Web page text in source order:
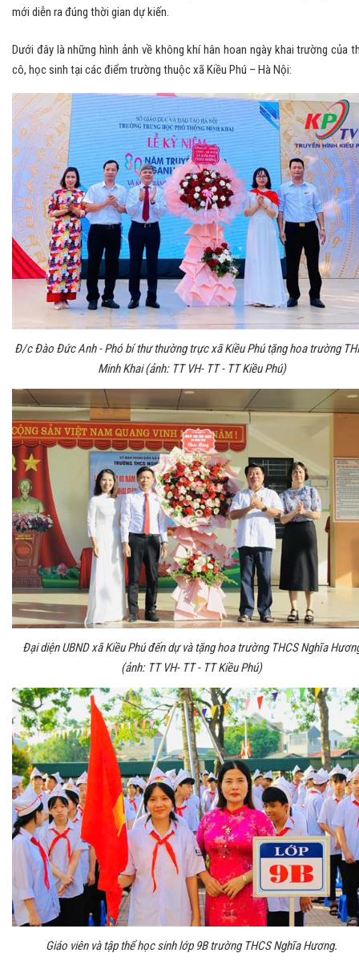
mới diễn ra đúng thời gian dự kiến.
Dưới đây là những hình ảnh về không khí hân hoan ngày khai trường của
cô, học sinh tại các điểm trường thuộc xã Kiều Phú – Hà Nội:
Đ/c Đào Đức Anh - Phó bí thư thường trực xã Kiều Phú tặng hoa trường
Minh Khai (ảnh: TT VH- TT - TT Kiều Phú)
Đại diện UBND xã Kiều Phú đến dự và tặng hoa trường THCS Nghĩa
(ảnh: TT VH- TT - TT Kiều Phú)
Giáo viên và tập thể học sinh lớp 9B trường THCS Nghĩa Hương.